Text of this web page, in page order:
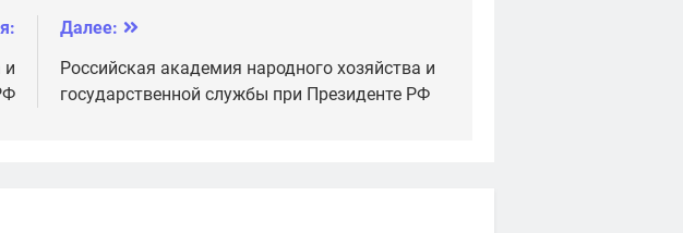
РФ
Президенте РФ
и
Далее:
Российская академия народного хозяйства и
государственной службы при Президенте РФ